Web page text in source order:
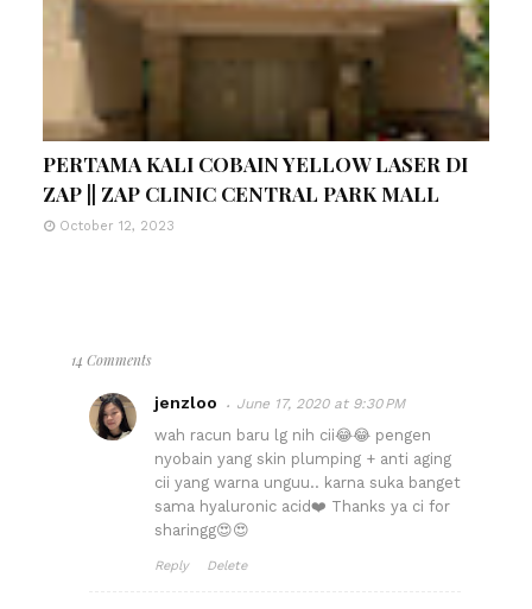
PERTAMA KALI COBAIN YELLOW LASER DI
ZAP || ZAP CLINIC CENTRAL PARK MALL
October 12, 2023
14 Comments
jenzloo June 17, 2020 at 9:30 PM
wah racun baru lg nih cii😂😂 pengen
nyobain yang skin plumping + anti aging
cii yang warna unguu.. karna suka banget
sama hyaluronic acid❤️ Thanks ya ci for
sharingg😍😍
Reply Delete